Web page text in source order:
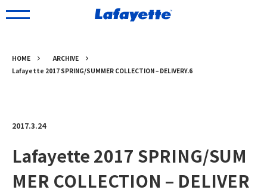
HOME
ARCHIVE
Lafayette 2017 SPRING/SUMMER COLLECTION – DELIVERY.6
2017.3.24
Lafayette 2017 SPRING/SUM
MER COLLECTION – DELIVER